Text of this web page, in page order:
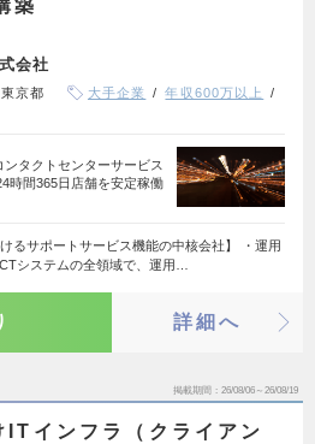
築
会社
東京都 大手企業
年収600万以上
タクトセンターサービス
時間365日店舗を安定稼働
けるサポートサービス機能の中核会社】 ・運用
システムの全領域で、運用…
詳細へ
掲載期間 26/08/06～26/08/19
ITインフラ（クライアン